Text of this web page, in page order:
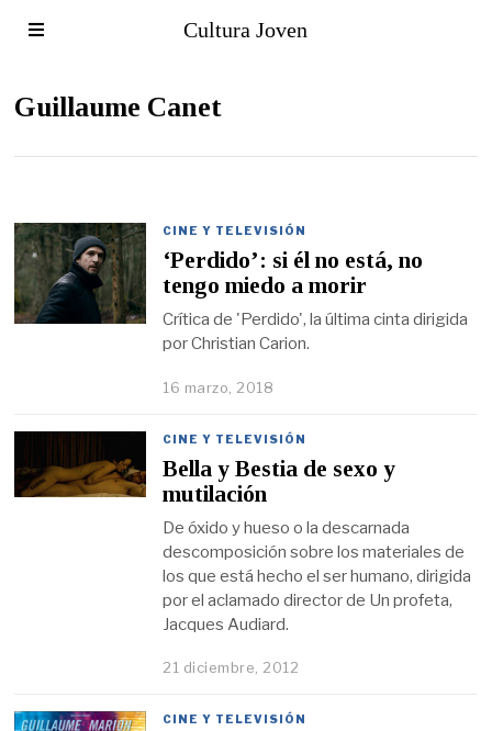
Cultura Joven
Guillaume Canet
CINE Y TELEVISIÓN
‘Perdido’: si él no está, no
tengo miedo a morir
Crítica de 'Perdido', la última cinta dirigida
por Christian Carion.
16 marzo, 2018
CINE Y TELEVISIÓN
Bella y Bestia de sexo y
mutilación
De óxido y hueso o la descarnada
descomposición sobre los materiales de
los que está hecho el ser humano, dirigida
por el aclamado director de Un profeta,
Jacques Audiard.
21 diciembre, 2012
CINE Y TELEVISIÓN